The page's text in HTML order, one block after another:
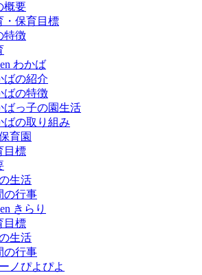
概要
・保育目標
特徴
わかば
ばの紹介
ばの特徴
ばっ子の園生活
ばの取り組み
育園
目標
生活
の行事
きらり
目標
生活
の行事
ノぴよぴよ